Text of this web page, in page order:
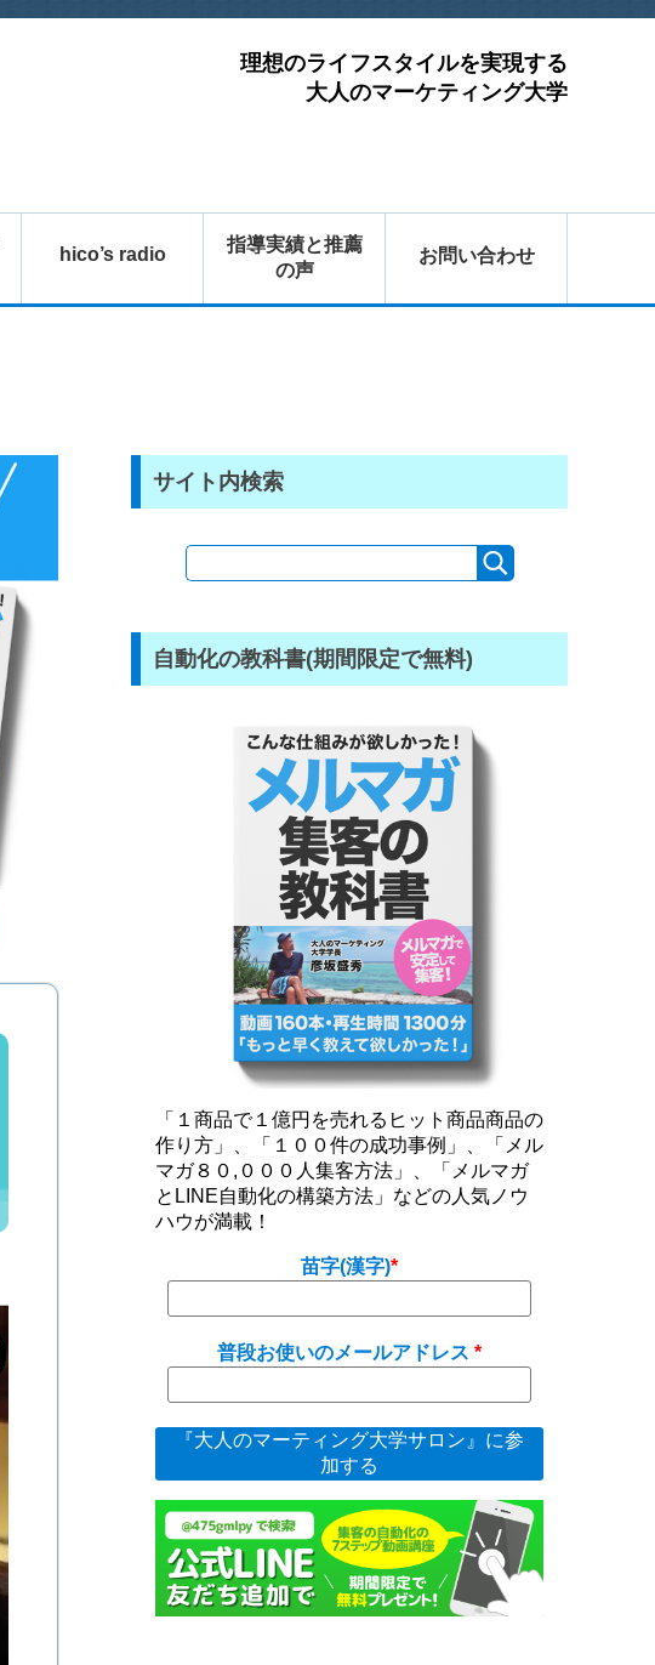
理想のライフスタイルを実現する
大人のマーケティング大学
hico’s radio
指導実績と推薦
の声
お問い合わせ
サイト内検索
自動化の教科書(期間限定で無料)
「１商品で１億円を売れるヒット商品商品の
作り方」、「１００件の成功事例」、「メル
マガ８０,０００人集客方法」、「メルマガ
とLINE自動化の構築方法」などの人気ノウ
ハウが満載！
苗字(漢字)
普段お使いのメールアドレス
『大人のマーティング大学サロン』に参
加する